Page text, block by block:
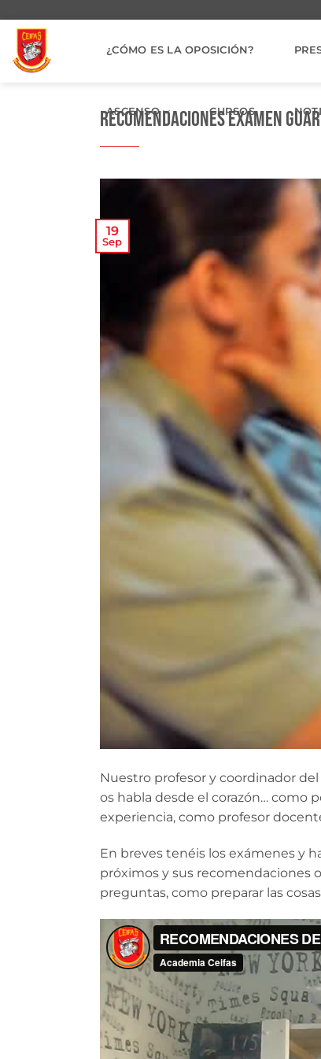
contenido
¿CÓMO ES LA OPOSICIÓN?
ASCENSO CURSOS
Recomendaciones Examen
19
Sep
Nuestro profesor y coordinador
os habla desde el corazón… como
experiencia, como profesor
En breves tenéis los exámenes y
próximos y sus recomendaciones
preguntas, como preparar las